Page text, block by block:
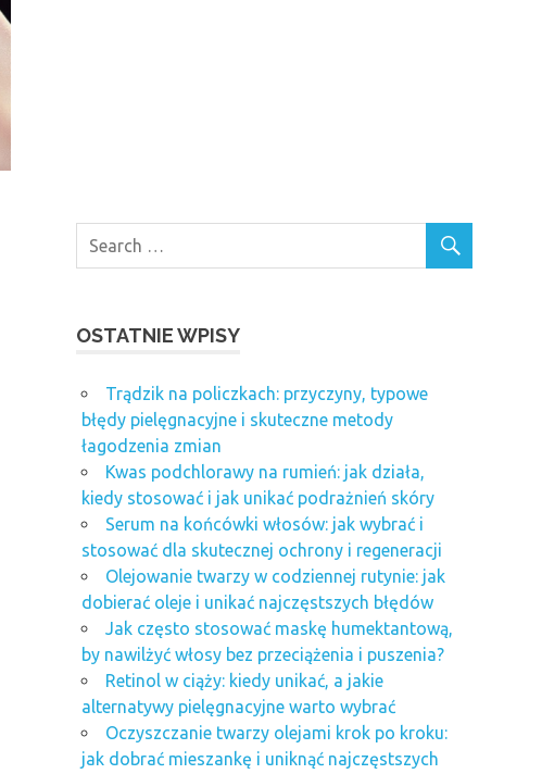
OSTATNIE WPISY
Trądzik na policzkach: przyczyny, typowe
błędy pielęgnacyjne i skuteczne metody
łagodzenia zmian
Kwas podchlorawy na rumień: jak działa,
kiedy stosować i jak unikać podrażnień skóry
Serum na końcówki włosów: jak wybrać i
stosować dla skutecznej ochrony i regeneracji
Olejowanie twarzy w codziennej rutynie: jak
dobierać oleje i unikać najczęstszych błędów
Jak często stosować maskę humektantową,
by nawilżyć włosy bez przeciążenia i puszenia?
Retinol w ciąży: kiedy unikać, a jakie
alternatywy pielęgnacyjne warto wybrać
Oczyszczanie twarzy olejami krok po kroku:
jak dobrać mieszankę i uniknąć najczęstszych